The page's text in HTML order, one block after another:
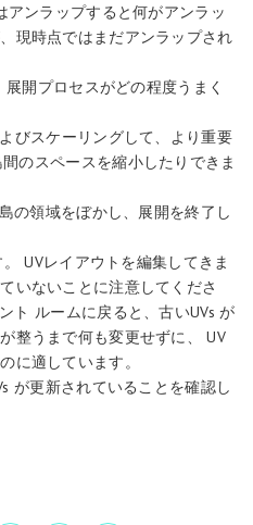
アンラップすると何がアンラッ
現時点ではまだアンラップされ
開プロセスがどの程度うまく
びスケーリングして、より重要
のスペースを縮小したりできま
の領域をぼかし、展開を終了し
UVレイアウトを編集してきま
いないことに注意してくださ
ト ルームに戻ると、古いUVs が
整うまで何も変更せずに、 UV
に適しています。
が更新されていることを確認し